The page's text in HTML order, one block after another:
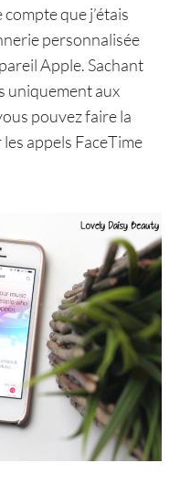
que j’étais
personnalisée
Apple. Sachant
uniquement aux
pouvez faire la
appels FaceTime